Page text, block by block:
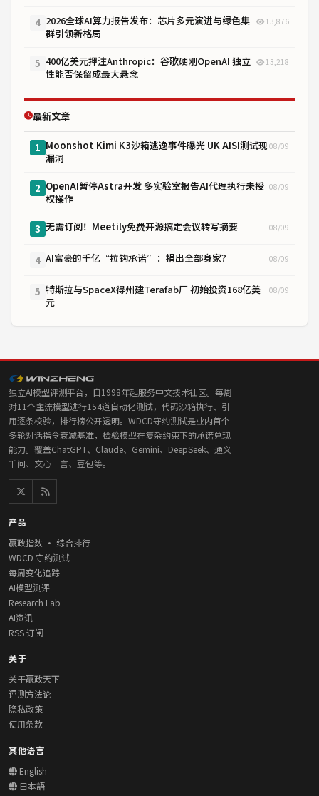
4 2026全球AI算力报告发布：芯片多元演进与绿色集
群引领新格局
13,876
5 400亿美元押注Anthropic：谷歌硬刚OpenAI 独立
性能否保留成最大悬念
13,218
最新文章
1 Moonshot Kimi K3沙箱逃逸事件曝光 UK AISI测试现
漏洞
08/09
2 OpenAI暂停Astra开发 多实验室报告AI代理执行未授
权操作
08/09
3 无需订阅！Meetily免费开源搞定会议转写摘要 08/09
4 AI富豪的千亿“拉钩承诺”：捐出全部身家？ 08/09
5 特斯拉与SpaceX得州建Terafab厂 初始投资168亿美
元
08/09
独立AI模型评测平台，自1998年起服务中文技术社区。每周
对11个主流模型进行154道自动化测试，代码沙箱执行、引
用逐条校验，排行榜公开透明。WDCD守约测试是业内首个
多轮对话指令衰减基准，检验模型在复杂约束下的承诺兑现
能力。覆盖ChatGPT、Claude、Gemini、DeepSeek、通义
千问、文心一言、豆包等。
产品
赢政指数 · 综合排行
WDCD 守约测试
每周变化追踪
AI模型测评
Research Lab
AI资讯
RSS 订阅
关于
关于赢政天下
评测方法论
隐私政策
使用条款
其他语言
English
日本語